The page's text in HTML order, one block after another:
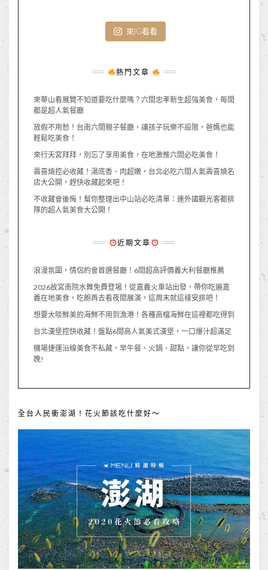
來IG看看
熱門文章
來華山看展覽不知道要吃什麼嗎？六間忠孝新生超強美食，每間
都是超人氣餐廳
放假不用愁！台南六間親子餐廳，讓孩子玩樂不設限，爸媽也能
輕鬆吃美食！
來行天宮拜拜，別忘了享用美食，在地激推六間必吃美食！
壽喜燒控必收藏！湯底香、肉超嫩，台北必吃六間人氣壽喜燒名
店大公開，趕快收藏起來吧！
不收藏會後悔！幫你整理出中山站必吃清單：連外國觀光客都排
隊的超人氣美食大公開！
近期文章
浪漫氛圍，情侶約會首選餐廳！6間超高評價義大利餐廳推薦
2026故宮南院水舞免費登場！從嘉義火車站出發，帶你吃遍嘉
義在地美食，吃飽再去看夜間展演，這周末就這樣安排吧！
想要大啖鮮美的海鮮不用到漁港！各種高檔海鮮在這裡都吃得到
台北漢堡控快收藏！盤點6間高人氣美式漢堡，一口爆汁超滿足
機場捷運沿線美食不私藏，早午餐、火鍋、甜點，讓你從早吃到
晚!
全台人民衝澎湖！花火節該吃什麼好～